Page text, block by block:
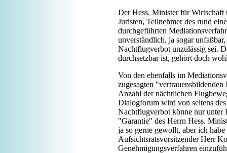
Der Hess. Minister für Wirtschaft
Juristen, Teilnehmer des rund
durchgeführten
unverständlich, ja sogar
Nachtflugverbot unzulässig sei.
durchsetzbar ist, gehört doch
Von den ebenfalls im
zugesagten
Anzahl der nächtlichen
Dialogforum wird von seitens
Nachtflugverbot könne nur unter
"Garantie" des Herrn Hess.
ja so gerne gewollt, aber ich
Aufsichtsratsvorsitzender Herr
Genehmigungsverfahren